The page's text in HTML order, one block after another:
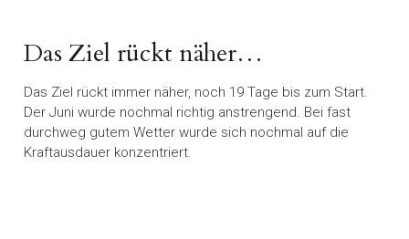
Das Ziel rückt näher…
Das Ziel rückt immer näher, noch 19 Tage bis zum Start.
Der Juni wurde nochmal richtig anstrengend. Bei fast
durchweg gutem Wetter wurde sich nochmal auf die
Kraftausdauer konzentriert.